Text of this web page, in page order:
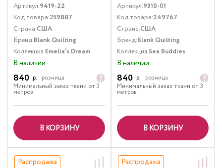
Артикул:9419-22
Код товара:259887
Страна:США
Бренд:Blank Quilting
Коллекция:Emelia’s Dream
В наличии
840 р.
розница
Минимальный заказ ткани от 3
метров
В КОРЗИНУ
Артикул:9310-01
Код товара:249767
Страна:США
Бренд:Blank Quilting
Коллекция:Sea Buddies
В наличии
840 р.
розница
Минимальный заказ ткани от 3
метров
В КОРЗИНУ
Распродажа Распродажа